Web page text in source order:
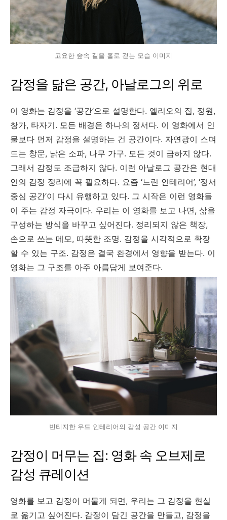
고요한 숲속 길을 홀로 걷는 모습 이미지
감정을 닮은 공간, 아날로그의 위로
이 영화는 감정을 ‘공간’으로 설명한다. 엘리오의 집, 정원,
창가, 타자기. 모든 배경은 하나의 정서다. 이 영화에서 인
물보다 먼저 감정을 설명하는 건 공간이다. 자연광이 스며
드는 창문, 낡은 소파, 나무 가구. 모든 것이 급하지 않다.
그래서 감정도 조급하지 않다. 이런 아날로그 공간은 현대
인의 감정 정리에 꼭 필요하다. 요즘 ‘느린 인테리어’, ‘정서
중심 공간’이 다시 유행하고 있다. 그 시작은 이런 영화들
이 주는 감정 자극이다. 우리는 이 영화를 보고 나면, 삶을
구성하는 방식을 바꾸고 싶어진다. 정리되지 않은 책장,
손으로 쓰는 메모, 따뜻한 조명. 감정을 시각적으로 확장
할 수 있는 구조. 감정은 결국 환경에서 영향을 받는다. 이
영화는 그 구조를 아주 아름답게 보여준다.
빈티지한 우드 인테리어의 감성 공간 이미지
감정이 머무는 집: 영화 속 오브제로
감성 큐레이션
영화를 보고 감정이 머물게 되면, 우리는 그 감정을 현실
로 옮기고 싶어진다. 감정이 담긴 공간을 만들고, 감정을